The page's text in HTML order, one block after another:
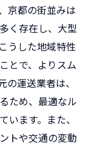
京都の街並みは
く存在し、大型
うした地域特性
とで、よりスム
運送業者は、
ため、最適なル
います。また、
トや交通の変動